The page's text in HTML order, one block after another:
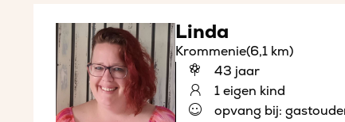
Linda
Krommenie(6,1 km)
43 jaar
1 eigen kind
opvang bij: